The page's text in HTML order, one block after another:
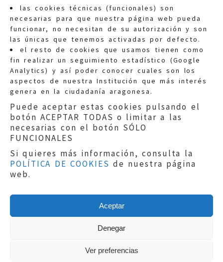
las cookies técnicas (funcionales) son
necesarias para que nuestra página web pueda
funcionar, no necesitan de su autorización y son
las únicas que tenemos activadas por defecto.
el resto de cookies que usamos tienen como
fin realizar un seguimiento estadístico (Google
Analytics) y así poder conocer cuales son los
aspectos de nuestra Institución que más interés
genera en la ciudadanía aragonesa.
Puede aceptar estas cookies pulsando el
botón ACEPTAR TODAS o limitar a las
necesarias con el botón SÓLO
FUNCIONALES
Si quieres más información, consulta la
POLÍTICA DE COOKIES de nuestra página
web.
Aceptar
Denegar
Ver preferencias
Quejas:quejas@eljusticiadearagon.es
Información general:
informacion@eljusticiadearagon.es
Teléfonos:900 210 210/
Aviso legal|Política de privacidad|
Protección de Datos
Política de cookies
Copyright © 2019El Justicia de Aragón|
Sephor Consulting